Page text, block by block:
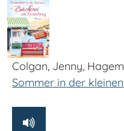
Colgan, Jenny,
Sommer in der